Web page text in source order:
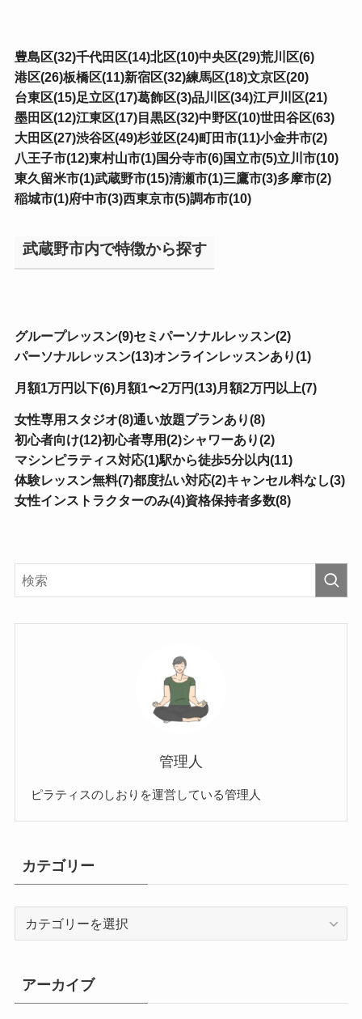
豊島区(32)千代田区(14)北区(10)中央区(29)荒川区(6)
港区(26)板橋区(11)新宿区(32)練馬区(18)文京区(20)
台東区(15)足立区(17)葛飾区(3)品川区(34)江戸川区(21)
墨田区(12)江東区(17)目黒区(32)中野区(10)世田谷区(63)
大田区(27)渋谷区(49)杉並区(24)町田市(11)小金井市(2)
八王子市(12)東村山市(1)国分寺市(6)国立市(5)立川市(10)
東久留米市(1)武蔵野市(15)清瀬市(1)三鷹市(3)多摩市(2)
稲城市(1)府中市(3)西東京市(5)調布市(10)
武蔵野市内で特徴から探す
グループレッスン(9)セミパーソナルレッスン(2)
パーソナルレッスン(13)オンラインレッスンあり(1)
月額1万円以下(6)月額1〜2万円(13)月額2万円以上(7)
女性専用スタジオ(8)通い放題プランあり(8)
初心者向け(12)初心者専用(2)シャワーあり(2)
マシンピラティス対応(1)駅から徒歩5分以内(11)
体験レッスン無料(7)都度払い対応(2)キャンセル料なし(3)
女性インストラクターのみ(4)資格保持者多数(8)
管理人
ピラティスのしおりを運営している管理人
カテゴリー
ー
アーカイブ